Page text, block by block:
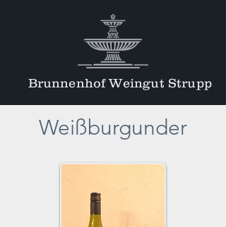
Brunnenhof Weingut Strupp
Weißburgunder